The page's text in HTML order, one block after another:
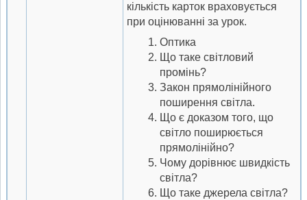
кількість карток враховується
при оцінюванні за урок.
Оптика
Що таке світловий
промінь?
Закон прямолінійного
поширення світла.
Що є доказом того, що
світло поширюється
прямолінійно?
Чому дорівнює швидкість
світла?
Що таке джерела світла?